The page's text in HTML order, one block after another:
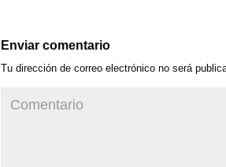
Enviar comentario
Tu dirección de correo electrónico no será